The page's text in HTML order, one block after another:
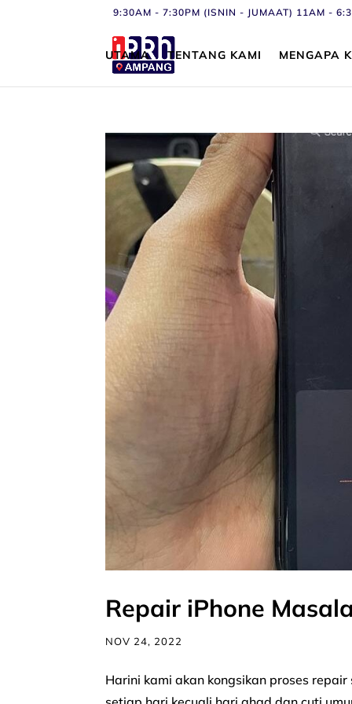
9:30AM - 7:30PM (ISNIN - JUMAAT) 11AM -
UTAMA TENTANG KAMI MENGAPA
Repair iPhone
NOV 24, 2022
Harini kami akan kongsikan proses